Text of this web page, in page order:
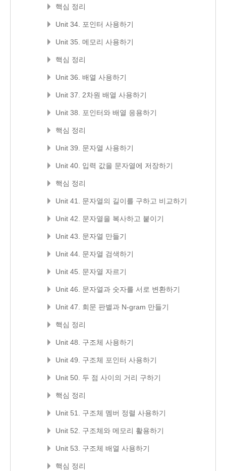
핵심 정리
Unit 34. 포인터 사용하기
Unit 35. 메모리 사용하기
핵심 정리
Unit 36. 배열 사용하기
Unit 37. 2차원 배열 사용하기
Unit 38. 포인터와 배열 응용하기
핵심 정리
Unit 39. 문자열 사용하기
Unit 40. 입력 값을 문자열에 저장하기
핵심 정리
Unit 41. 문자열의 길이를 구하고 비교하기
Unit 42. 문자열을 복사하고 붙이기
Unit 43. 문자열 만들기
Unit 44. 문자열 검색하기
Unit 45. 문자열 자르기
Unit 46. 문자열과 숫자를 서로 변환하기
Unit 47. 회문 판별과 N-gram 만들기
핵심 정리
Unit 48. 구조체 사용하기
Unit 49. 구조체 포인터 사용하기
Unit 50. 두 점 사이의 거리 구하기
핵심 정리
Unit 51. 구조체 멤버 정렬 사용하기
Unit 52. 구조체와 메모리 활용하기
Unit 53. 구조체 배열 사용하기
핵심 정리